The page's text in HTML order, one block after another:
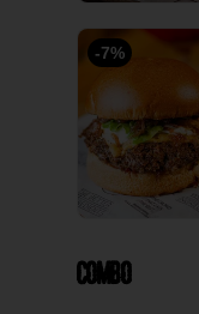
-7%
Combo